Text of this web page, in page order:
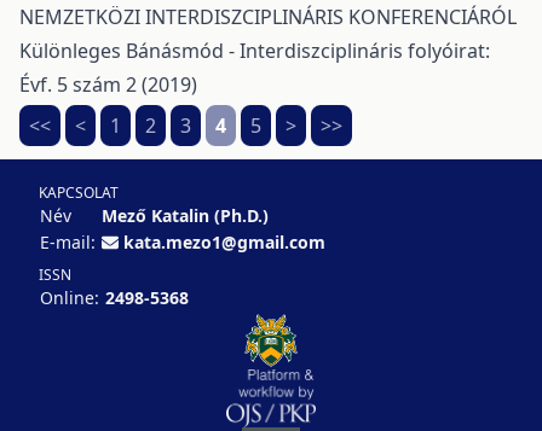
NEMZETKÖZI INTERDISZCIPLINÁRIS KONFERENCIÁRÓL
Különleges Bánásmód - Interdiszciplináris folyóirat:
Évf. 5 szám 2 (2019)
<<
< 1 2 3 4 5 > >>
KAPCSOLAT
Név
Mező Katalin (Ph.D.)
E-mail:
kata.mezo1@gmail.com
ISSN
Online: 2498-5368